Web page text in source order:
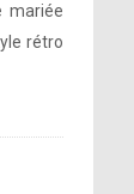
mariée
rétro